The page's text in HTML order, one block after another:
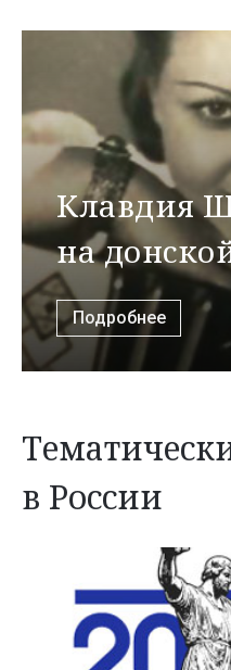
Клавдия
на
Подробнее
в России